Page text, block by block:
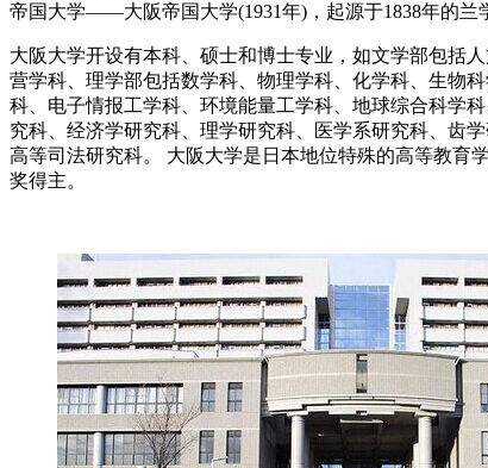
帝国大学——大阪帝国大学(1931年)，起源于1838年的兰
大阪大学开设有本科、硕士和博士专业，如文学部包括
营学科、理学部包括数学科、物理学科、化学科、生物
科、电子情报工学科、环境能量工学科、地球综合科学
究科、经济学研究科、理学研究科、医学系研究科、齿
高等司法研究科。 大阪大学是日本地位特殊的高等教育
奖得主。